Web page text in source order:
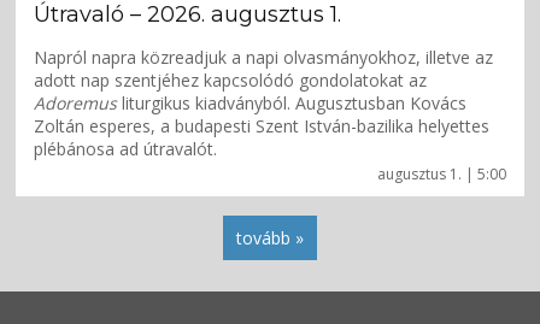
augusztus 1. | 5:00
Útravaló – 2026. augusztus 1.
Napról napra közreadjuk a napi olvasmányokhoz, illetve az
adott nap szentjéhez kapcsolódó gondolatokat az
Adoremusliturgikus kiadványból. Augusztusban Kovács
Zoltán esperes, a budapesti Szent István-bazilika helyettes
plébánosa ad útravalót.
tovább »